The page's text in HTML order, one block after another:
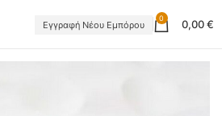
Εγγραφή Νέου Εμπόρου
0 0,00€